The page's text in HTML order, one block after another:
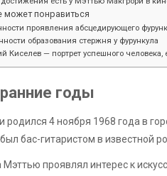
может понравиться
проявления абсцедирующего
образования стержня у фурункула
Киселев — портрет успешного человека,
годы
родился 4 ноября 1968 года в
бас-гитаристом в известной
Мэттью проявлял интерес к